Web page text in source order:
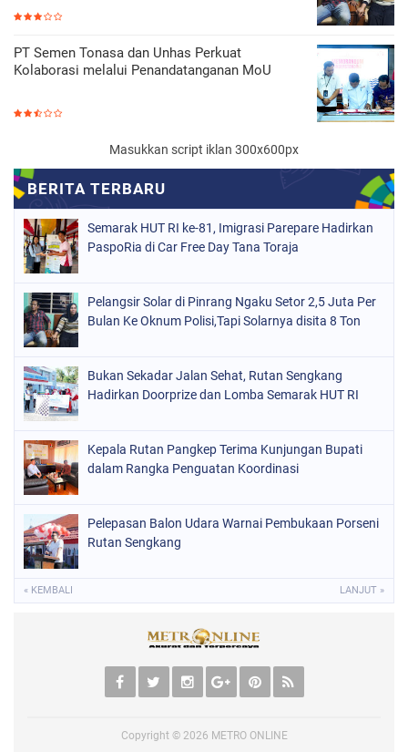
PT Semen Tonasa dan Unhas Perkuat
Kolaborasi melalui Penandatanganan MoU
Masukkan script iklan 300x600px
Semarak HUT RI ke-81, Imigrasi Parepare Hadirkan
PaspoRia di Car Free Day Tana Toraja
Pelangsir Solar di Pinrang Ngaku Setor 2,5 Juta Per
Bulan Ke Oknum Polisi,Tapi Solarnya disita 8 Ton
Bukan Sekadar Jalan Sehat, Rutan Sengkang
Hadirkan Doorprize dan Lomba Semarak HUT RI
Kepala Rutan Pangkep Terima Kunjungan Bupati
dalam Rangka Penguatan Koordinasi
Pelepasan Balon Udara Warnai Pembukaan Porseni
Rutan Sengkang
« KEMBALI LANJUT »
Copyright © 2026 METRO ONLINE